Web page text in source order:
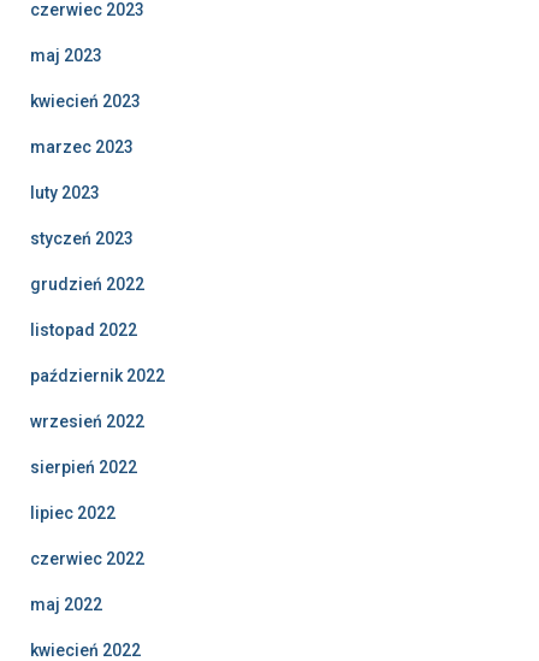
czerwiec 2023
maj 2023
kwiecień 2023
marzec 2023
luty 2023
styczeń 2023
grudzień 2022
listopad 2022
październik 2022
wrzesień 2022
sierpień 2022
lipiec 2022
czerwiec 2022
maj 2022
kwiecień 2022